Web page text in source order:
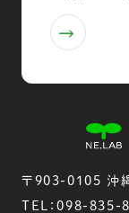

〒903-0105 沖
TEL：098-835-